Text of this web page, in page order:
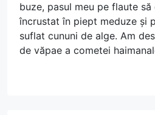
buze, pasul meu pe flaute
încrustat în piept meduze și
suflat cununi de alge. Am
de văpae a cometei